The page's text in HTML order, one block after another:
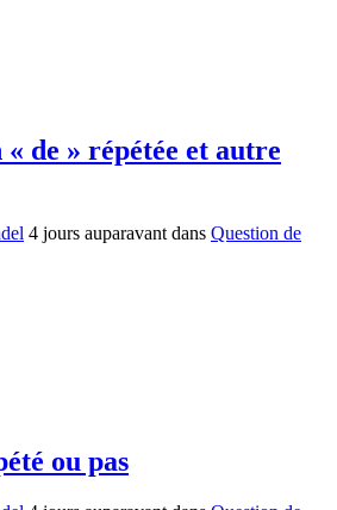
de » répétée et autre
4 jours auparavant dans Question de
ou pas